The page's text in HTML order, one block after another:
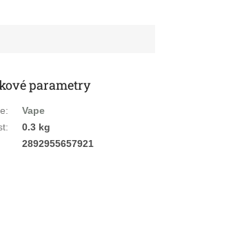
parametry
:
Vape
:
0.3 kg
2892955657921